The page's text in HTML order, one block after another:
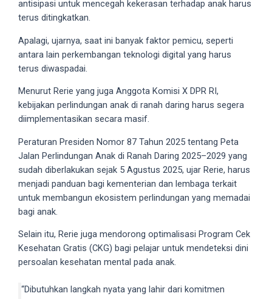
porn
other
websites.
18Tube.tv
you’ll
also
find
exclusive
porn
productions
shot
Surf
around
each
antisipasi untuk mencegah kekerasan terhadap anak harus
terus ditingkatkan.
Apalagi, ujarnya, saat ini banyak faktor pemicu, seperti
antara lain perkembangan teknologi digital yang harus
terus diwaspadai.
Menurut Rerie yang juga Anggota Komisi X DPR RI,
kebijakan perlindungan anak di ranah daring harus segera
diimplementasikan secara masif.
Peraturan Presiden Nomor 87 Tahun 2025 tentang Peta
Jalan Perlindungan Anak di Ranah Daring 2025–2029 yang
sudah diberlakukan sejak 5 Agustus 2025, ujar Rerie, harus
menjadi panduan bagi kementerian dan lembaga terkait
untuk membangun ekosistem perlindungan yang memadai
bagi anak.
Selain itu, Rerie juga mendorong optimalisasi Program Cek
Kesehatan Gratis (CKG) bagi pelajar untuk mendeteksi dini
persoalan kesehatan mental pada anak.
“Dibutuhkan langkah nyata yang lahir dari komitmen